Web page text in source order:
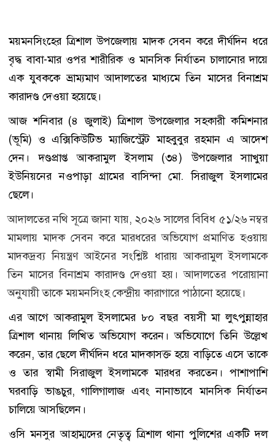
ময়মনসিংহের ত্রিশাল উপজেলায় মাদক সেবন করে দীর্ঘদিন ধরে
বৃদ্ধ বাবা-মার ওপর শারীরিক ও মানসিক নির্যাতন চালানোর দায়ে
এক যুবককে ভ্রাম্যমাণ আদালতের মাধ্যমে তিন মাসের বিনাশ্রম
কারাদণ্ড দেওয়া হয়েছে।
আজ শনিবার (৪ জুলাই) ত্রিশাল উপজেলার সহকারী কমিশনার
(ভূমি) ও এক্সিকিউটিভ ম্যাজিস্ট্রেট মাহবুবুর রহমান এ আদেশ
দেন। দণ্ডপ্রাপ্ত আকরামুল ইসলাম (৩৪) উপজেলার সাাখুয়া
ইউনিয়নের নওপাড়া গ্রামের বাসিন্দা মো. সিরাজুল ইসলামের
ছেলে।
আদালতের নথি সূত্রে জানা যায়, ২০২৬ সালের বিবিধ ৫১/২৬ নম্বর
মামলায় মাদক সেবন করে মারধরের অভিযোগ প্রমাণিত হওয়ায়
মাদকদ্রব্য নিয়ন্ত্রণ আইনের সংশ্লিষ্ট ধারায় আকরামুল ইসলামকে
তিন মাসের বিনাশ্রম কারাদণ্ড দেওয়া হয়। আদালতের পরোয়ানা
অনুযায়ী তাকে ময়মনসিংহ কেন্দ্রীয় কারাগারে পাঠানো হয়েছে।
এর আগে আকরামুল ইসলামের ৮০ বছর বয়সী মা লুৎপুন্নাহার
ত্রিশাল থানায় লিখিত অভিযোগ করেন। অভিযোগে তিনি উল্লেখ
করেন, তার ছেলে দীর্ঘদিন ধরে মাদকাসক্ত হয়ে বাড়িতে এসে তাকে
ও তার স্বামী সিরাজুল ইসলামকে মারধর করতেন। পাশাপাশি
ঘরবাড়ি ভাঙচুর, গালিগালাজ এবং নানাভাবে মানসিক নির্যাতন
চালিয়ে আসছিলেন।
ওসি মনসুর আহাম্মদের নেতৃত্ব ত্রিশাল থানা পুলিশের একটি দল